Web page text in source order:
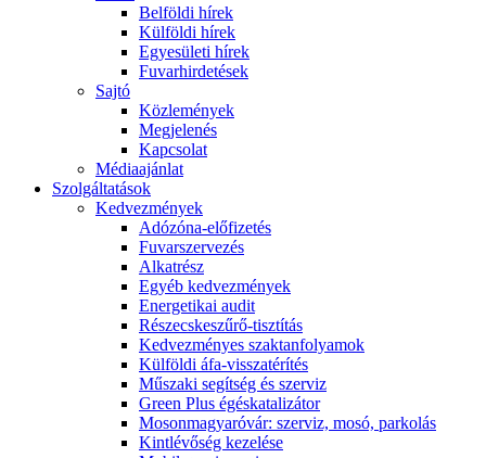
Belföldi hírek
Külföldi hírek
Egyesületi hírek
Fuvarhirdetések
Sajtó
Közlemények
Megjelenés
Kapcsolat
Médiaajánlat
Szolgáltatások
Kedvezmények
Adózóna-előfizetés
Fuvarszervezés
Alkatrész
Egyéb kedvezmények
Energetikai audit
Részecskeszűrő-tisztítás
Kedvezményes szaktanfolyamok
Külföldi áfa-visszatérítés
Műszaki segítség és szerviz
Green Plus égéskatalizátor
Mosonmagyaróvár: szerviz, mosó, parkolás
Kintlévőség kezelése